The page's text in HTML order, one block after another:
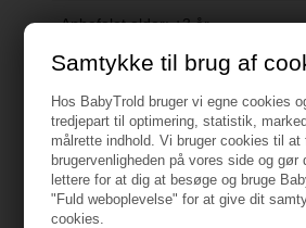
Samtykke til brug af
Hos BabyTrold bruger vi egne cookies
tredjepart til optimering, statistik,
målrette indhold. Vi bruger cookies til at
brugervenligheden på vores side og gør
lettere for at dig at besøge og bruge
"Fuld weboplevelse" for at give dit
cookies.
Anbefalet alder: +3 år
Vejledning